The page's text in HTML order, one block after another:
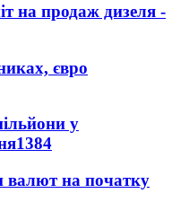
на продаж дизеля -
євро
у
1384
валют на початку